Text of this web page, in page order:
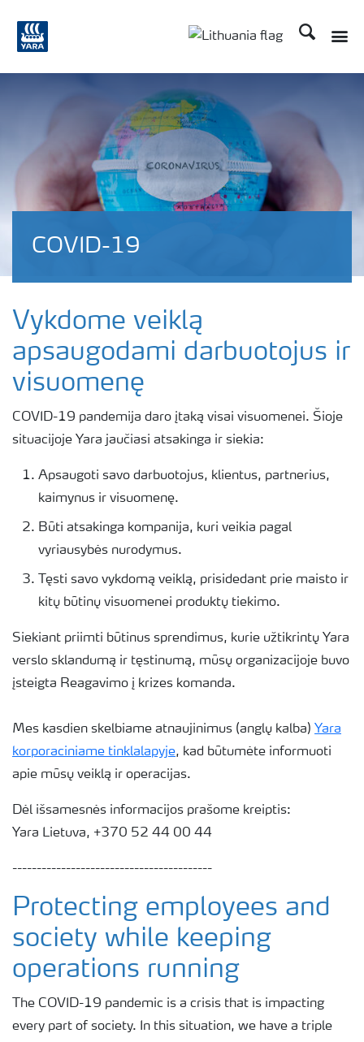
Ieškoti
COVID-19
Vykdome veiklą
apsaugodami darbuotojus ir
visuomenę
COVID-19 pandemija daro įtaką visai visuomenei. Šioje
situacijoje Yara jaučiasi atsakinga ir siekia:
Apsaugoti savo darbuotojus, klientus, partnerius,
kaimynus ir visuomenę.
Būti atsakinga kompanija, kuri veikia pagal
vyriausybės nurodymus.
Tęsti savo vykdomą veiklą, prisidedant prie maisto ir
kitų būtinų visuomenei produktų tiekimo.
Siekiant priimti būtinus sprendimus, kurie užtikrintų Yara
verslo sklandumą ir tęstinumą, mūsų organizacijoje buvo
įsteigta Reagavimo į krizes komanda.
Mes kasdien skelbiame atnaujinimus (anglų kalba) Yara
korporaciniame tinklalapyje, kad būtumėte informuoti
apie mūsų veiklą ir operacijas.
Dėl išsamesnės informacijos prašome kreiptis:
Yara Lietuva, +370 52 44 00 44
-----------------------------------------
Protecting employees and
society while keeping
operations running
The COVID-19 pandemic is a crisis that is impacting
every part of society. In this situation, we have a triple